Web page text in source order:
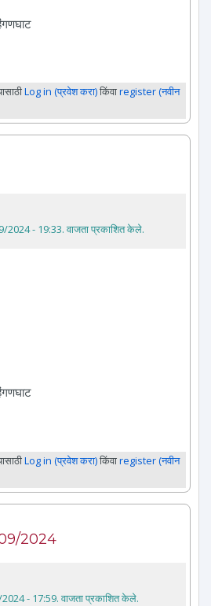
Log in (प्रवेश करा)किंवाregister (नवीन
2024 - 19:33. वाजता प्रकाशित केले.
Log in (प्रवेश करा)किंवाregister (नवीन
09/2024
- 17:59. वाजता प्रकाशित केले.